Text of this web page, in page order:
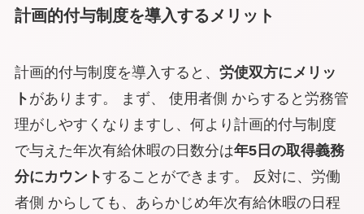
計画的付与制度を導入するメリット
計画的付与制度を導入すると、 労使双方にメリッ
ト があります。 まず、 使用者側 からすると労務管
理がしやすくなりますし、何より計画的付与制度
で与えた年次有給休暇の日数分は年5日の取得義務
分にカウントすることができます。 反対に、労働
者側 からしても、あらかじめ年次有給休暇の日程